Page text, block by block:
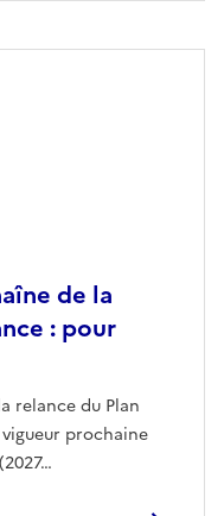
de la
: pour
relance du Plan
vigueur prochaine